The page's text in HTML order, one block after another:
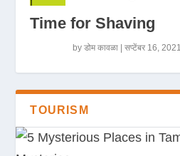
Time for Shaving
byडोम कावळा |सप्टेंबर 16, 2021
TOURISM